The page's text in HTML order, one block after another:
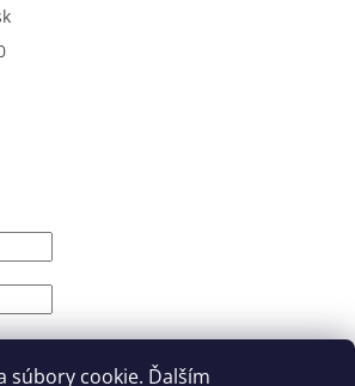
súbory cookie. Ďalším
heslo